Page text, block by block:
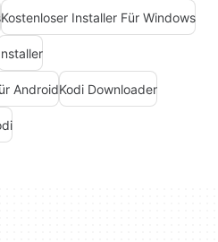
Kostenloser Installer Für Windows
AndroidKodi Downloader